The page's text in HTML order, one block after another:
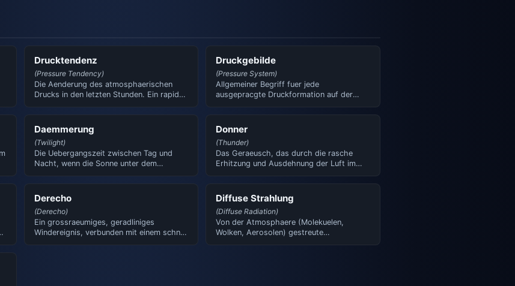
Drucktendenz
(Pressure Tendency)
Die Aenderung des atmosphaerischen
Drucks in den letzten Stunden. Ein rapider
Druckgebilde
(Pressure System)
Allgemeiner Begriff fuer jede
ausgepracgte Druckformation auf der
Daemmerung
(Twilight)
Die Uebergangszeit zwischen Tag und
Nacht, wenn die Sonne unter dem
Donner
(Thunder)
Das Geraeusch, das durch die rasche
Erhitzung und Ausdehnung der Luft im
Derecho
(Derecho)
Ein grossraeumiges, geradliniges
Windereignis, verbunden mit einem schnell
Diffuse Strahlung
(Diffuse Radiation)
Von der Atmosphaere (Molekuelen,
Wolken, Aerosolen) gestreute